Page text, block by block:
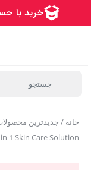
خانه / جدیدترین
1 Skin Care Solution